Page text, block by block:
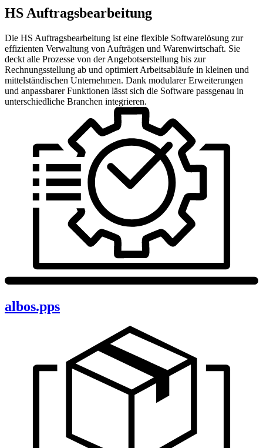
HS Auftragsbearbeitung
Die HS Auftragsbearbeitung ist eine flexible Softwarelösung zur
effizienten Verwaltung von Aufträgen und Warenwirtschaft. Sie
deckt alle Prozesse von der Angebotserstellung bis zur
Rechnungsstellung ab und optimiert Arbeitsabläufe in kleinen und
mittelständischen Unternehmen. Dank modularer Erweiterungen
und anpassbarer Funktionen lässt sich die Software passgenau in
unterschiedliche Branchen integrieren.
albos.pps